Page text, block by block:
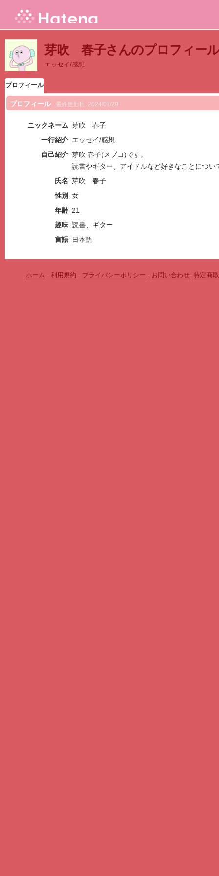
芽吹 春子さんのプロフィール
エッセイ/感想
プロフィール
プロフィール 最終更新日: 2024/07/29
ニックネーム 芽吹 春子
一行紹介 エッセイ/感想
自己紹介 芽吹 春子(メブコ)です。
読書やギター、アイドルなど好きなことについ
氏名 芽吹 春子
性別
女
年齢 21
趣味 読書、ギター
言語 日本語
ホーム - 利用規約 - プライバシーポリシー - お問い合わせ- 特定商